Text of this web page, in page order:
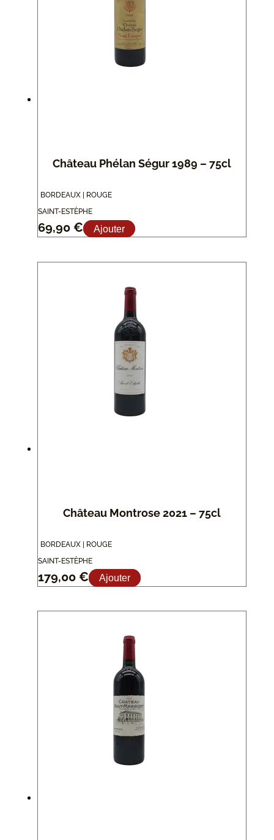
Château Phélan Ségur 1989 – 75cl
BORDEAUX | ROUGE
SAINT-ESTÈPHE
69,90 € Ajouter
Château Montrose 2021 – 75cl
BORDEAUX | ROUGE
SAINT-ESTÈPHE
179,00 € Ajouter